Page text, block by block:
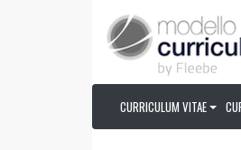
CURRICULUM VITAE